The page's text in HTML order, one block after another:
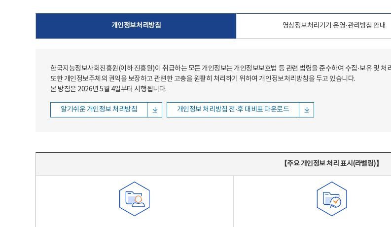
개인정보처리방침 영상정보처리기기 운영·관리방침 안내
한국지능정보사회진흥원(이하 진흥원)이 취급하는 모든 개인정보는 개인정보보호법 등 관련 법령을 준수하여 수집·보유 및 처
또한 개인정보주체의 권익을 보장하고 관련한 고충을 원활히 처리하기 위하여 개인정보처리방침을 두고 있습니다.
본 방침은 2026년 5월 4일부터 시행됩니다.
알기쉬운 개인정보 처리방침 개인정보 처리방침 전·후 대비표 다운로드
【주요 개인정보 처리 표시(라벨링)】